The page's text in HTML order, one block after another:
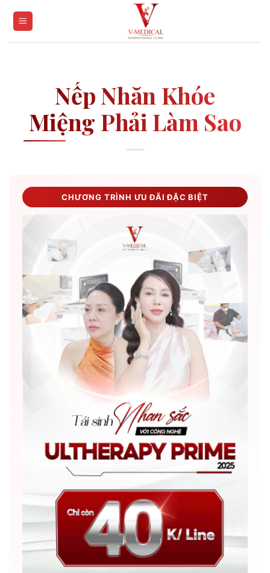
Nếp Nhăn Khóe
Miệng Phải Làm Sao
CHƯƠNG TRÌNH ƯU ĐÃI ĐẶC BIỆT